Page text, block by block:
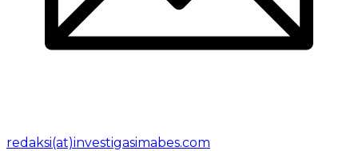
redaksi(at)investigasimabes.com